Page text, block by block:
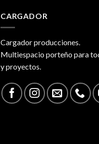
CARGADOR
Cargador producciones.
Multiespacio porteño para
y proyectos.